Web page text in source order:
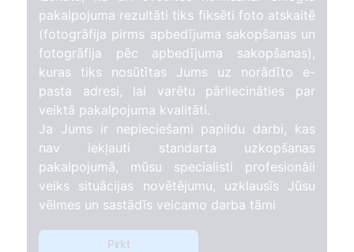
pakalpojuma rezultāti tiks fiksēti foto atskaitē
(fotogrāfija pirms apbedījuma sakopšanas un
fotogrāfija pēc apbedījuma sakopšanas),
kuras tiks nosūtītas Jums uz norādīto e-
pasta adresi, lai varētu pārliecināties par
veiktā pakalpojuma kvalitāti.
Ja Jums ir nepieciešami papildu darbi, kas
nav iekļauti standarta uzkopšanas
pakalpojumā, mūsu specialisti profesionāli
veiks situācijas novētējumu, uzklausīs Jūsu
vēlmes un sastādīs veicamo darba tāmi
Pirkt